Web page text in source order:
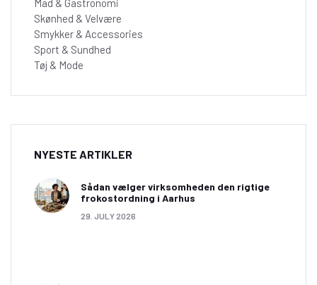
Mad & Gastronomi
Skønhed & Velvære
Smykker & Accessories
Sport & Sundhed
Tøj & Mode
NYESTE ARTIKLER
Sådan vælger virksomheden den rigtige
frokostordning i Aarhus
29. JULY 2026